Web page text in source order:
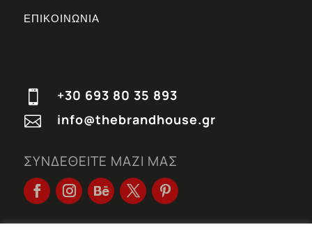
ΕΠΙΚΟΙΝΩΝΙΑ
 +30 693 80 35 893
 info@thebrandhouse.gr
ΣΥΝΔΕΘΕΙΤΕ ΜΑΖΙ ΜΑΣ